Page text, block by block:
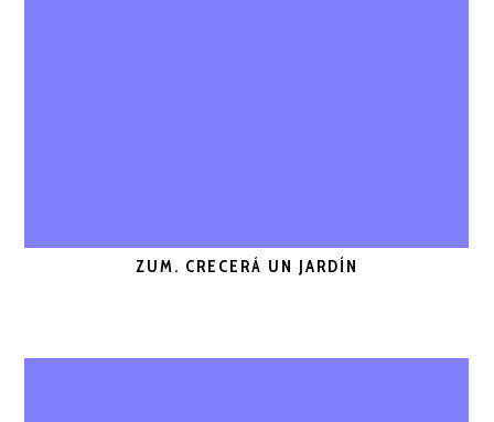
ZUM. CRECERÁ UN JARDÍN